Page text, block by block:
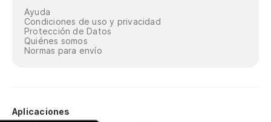
Ayuda
Condiciones de uso y privacidad
Protección de Datos
Quiénes somos
Normas para envío
Aplicaciones